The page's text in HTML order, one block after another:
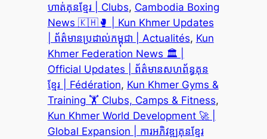
ហាត់គុនខ្មែរ | Clubs, Cambodia Boxing
News 🇰🇭🥊 | Kun Khmer Updates
| ព័ត៌មានប្រដាល់កម្ពុជា | Actualités, Kun
Khmer Federation News 🏛️ |
Official Updates | ព័ត៌មានសហព័ន្ធគុន
ខ្មែរ | Fédération, Kun Khmer Gyms &
Training 🏋️ Clubs, Camps & Fitness
Kun Khmer World Development 🚀 |
Global Expansion | ការអភិវឌ្ឍគុនខ្មែរ